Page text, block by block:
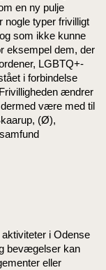
en ny pulje
nogle typer frivilligt
som ikke kunne
eksempel dem, der
LGBTQ+-
i forbindelse
ændrer
være med til
(Ø),
i Odense
bevægelser kan
eller